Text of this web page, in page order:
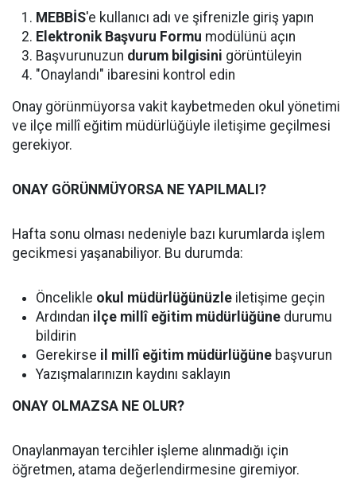
MEBBİS'e kullanıcı adı ve şifrenizle giriş yapın
Elektronik Başvuru Formu modülünü açın
Başvurunuzun durum bilgisini görüntüleyin
"Onaylandı" ibaresini kontrol edin
Onay görünmüyorsa vakit kaybetmeden okul yönetimi
ve ilçe millî eğitim müdürlüğüyle iletişime geçilmesi
gerekiyor.
ONAY GÖRÜNMÜYORSA NE YAPILMALI?
Hafta sonu olması nedeniyle bazı kurumlarda işlem
gecikmesi yaşanabiliyor. Bu durumda:
Öncelikle okul müdürlüğünüzle iletişime geçin
Ardından ilçe millî eğitim müdürlüğüne durumu
bildirin
Gerekirse il millî eğitim müdürlüğüne başvurun
Yazışmalarınızın kaydını saklayın
ONAY OLMAZSA NE OLUR?
Onaylanmayan tercihler işleme alınmadığı için
öğretmen, atama değerlendirmesine giremiyor.